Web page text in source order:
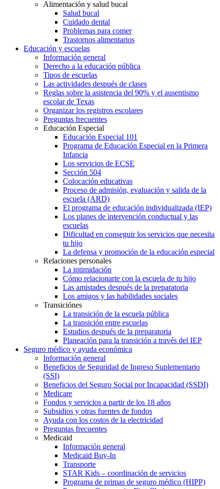
Alimentación y salud bucal
Salud bucal
Cuidado dental
Problemas para comer
Trastornos alimentarios
Educación y escuelas
Información general
Derecho a la educación pública
Tipos de escuelas
Las actividades después de clases
Reglas sobre la asistencia del 90% y el ausentismo
escolar de Texas
Organizar los registros escolares
Preguntas frecuentes
Educación Especial
Educación Especial 101
Programa de Educación Especial en la Primera
Infancia
Los servicios de ECSE
Sección 504
Colocación educativas
Proceso de admisión, evaluación y salida de la
escuela (ARD)
El programa de educación individualizada (IEP)
Los planes de intervención conductual y las
escuelas
Dificultad en conseguir los servicios que necesita
tu hijo
La defensa y promoción de la educación especial
Relaciones personales
La intimidación
Cómo relacionarte con la escuela de tu hijo
Las amistades después de la preparatoria
Los amigos y las habilidades sociales
Transiciónes
La transición de la escuela pública
La transición entre escuelas
Estudios después de la preparatoria
Planeación para la transición a través del IEP
Seguro médico y ayuda económica
Información general
Beneficios de Seguridad de Ingreso Suplementario
(SSI)
Beneficios del Seguro Social por Incapacidad (SSDI)
Medicare
Fondos y servicios a partir de los 18 años
Subsidios y otras fuentes de fondos
Ayuda con los costos de la electricidad
Preguntas frecuentes
Medicaid
Información general
Medicaid Buy-In
Transporte
STAR Kids – coordinación de servicios
Programa de primas de seguro médico (HIPP)